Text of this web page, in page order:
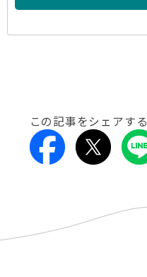
この記事をシェアする